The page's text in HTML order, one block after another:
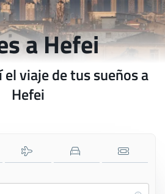
a Hefei
viaje de tus sueños a
Hefei